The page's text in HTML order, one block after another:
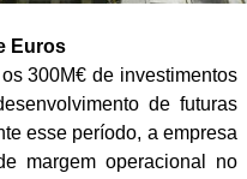
Euros
300M€ de investimentos
de futuras
esse período, a empresa
margem operacional no